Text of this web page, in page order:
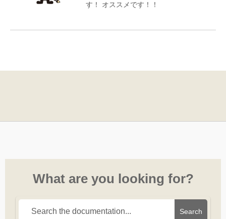
す！ オススメです！！
What are you looking for?
Search